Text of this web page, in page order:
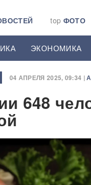
top ФОТО
ЭКОНОМИКА
04 АПРЕЛЯ 2025, 09:34 |
648